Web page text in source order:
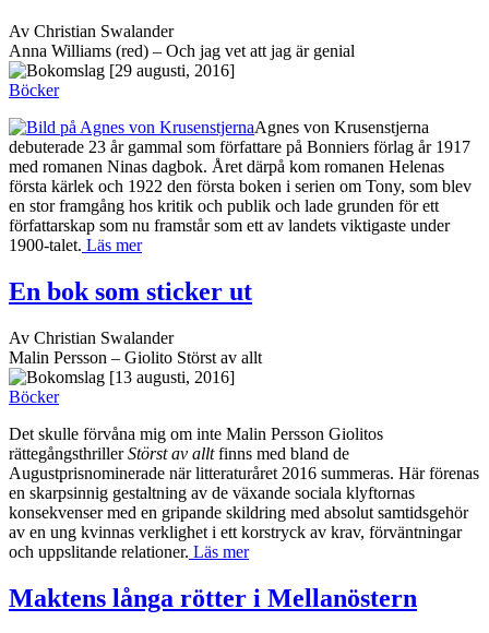
Av Christian Swalander
Anna Williams (red) – Och jag vet att jag är genial
[29 augusti, 2016]
Böcker
Agnes von Krusenstjerna
debuterade 23 år gammal som författare på Bonniers förlag år 1917
med romanen Ninas dagbok. Året därpå kom romanen Helenas
första kärlek och 1922 den första boken i serien om Tony, som blev
en stor framgång hos kritik och publik och lade grunden för ett
författarskap som nu framstår som ett av landets viktigaste under
1900-talet. Läs mer
En bok som sticker ut
Av Christian Swalander
Malin Persson – Giolito Störst av allt
[13 augusti, 2016]
Böcker
Det skulle förvåna mig om inte Malin Persson Giolitos
rättegångsthrillerStörst av alltfinns med bland de
Augustprisnominerade när litteraturåret 2016 summeras. Här förenas
en skarpsinnig gestaltning av de växande sociala klyftornas
konsekvenser med en gripande skildring med absolut samtidsgehör
av en ung kvinnas verklighet i ett korstryck av krav, förväntningar
och uppslitande relationer. Läs mer
Maktens långa rötter i Mellanöstern